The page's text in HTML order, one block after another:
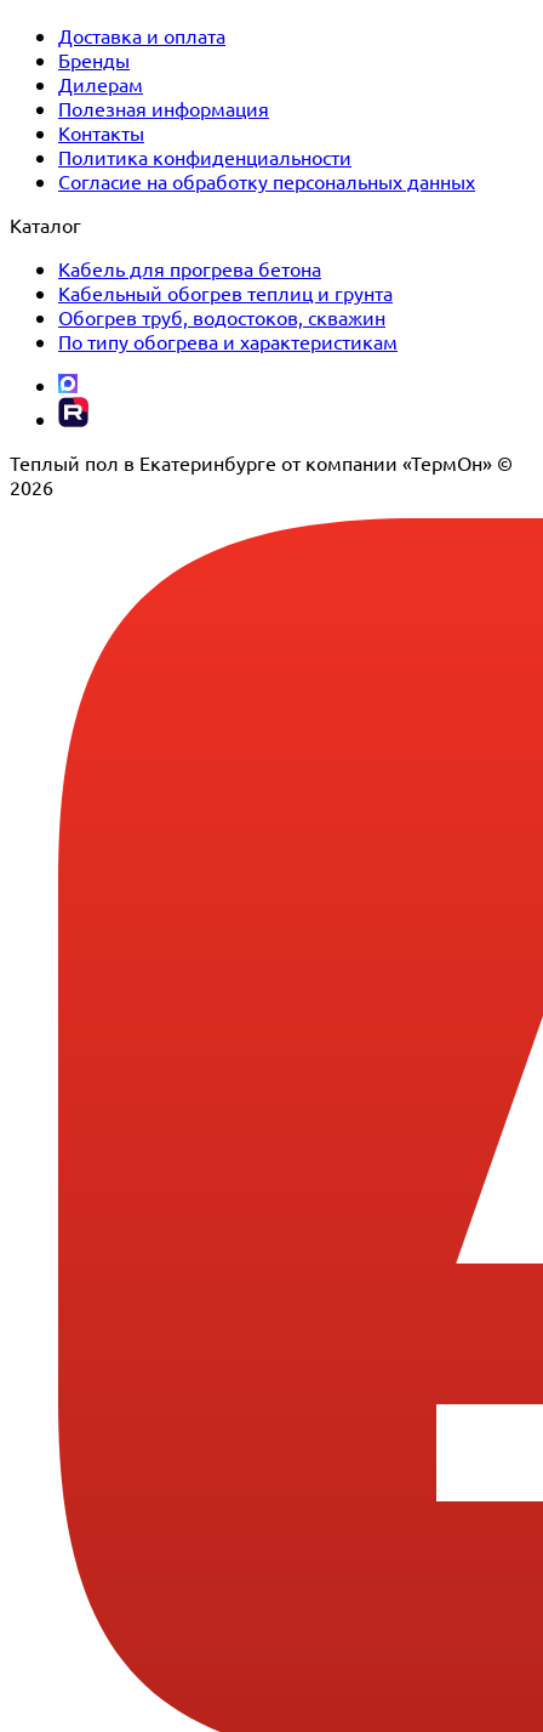
Доставка и оплата
Бренды
Дилерам
Полезная информация
Контакты
Политика конфиденциальности
Согласие на обработку персональных данных
Каталог
Кабель для прогрева бетона
Кабельный обогрев теплиц и грунта
Обогрев труб, водостоков, скважин
По типу обогрева и характеристикам
Теплый пол в Екатеринбурге от компании «ТермОн» ©
2026